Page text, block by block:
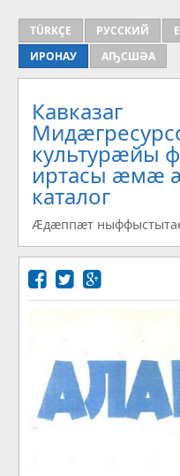
TÜRKÇE РУССКИЙ
ИРОНАУ
АҦСШӘА
Кавказаг
культурæйы
иртасы æмæ
каталог
Æдæппæт